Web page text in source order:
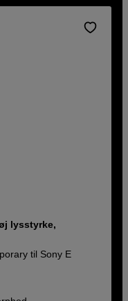
lysstyrke,
til Sony E